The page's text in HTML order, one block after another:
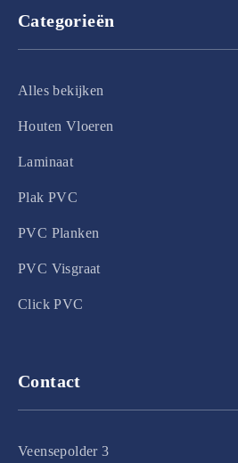
Categorieën
Alles bekijken
Houten Vloeren
Laminaat
Plak PVC
PVC Planken
PVC Visgraat
Click PVC
Contact
Veensepolder 3